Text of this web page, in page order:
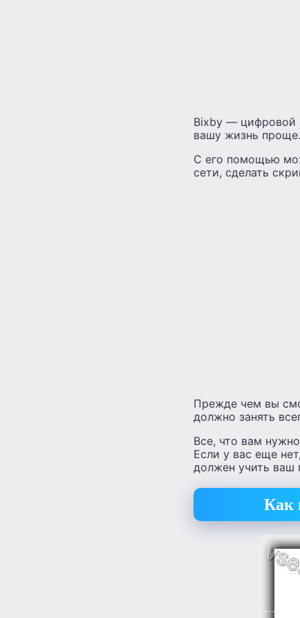
Bixby — цифровой
вашу жизнь проще.
С его помощью
сети, сделать
Прежде чем вы
должно занять
Все, что вам
Если у вас еще
должен учить ваш
Как